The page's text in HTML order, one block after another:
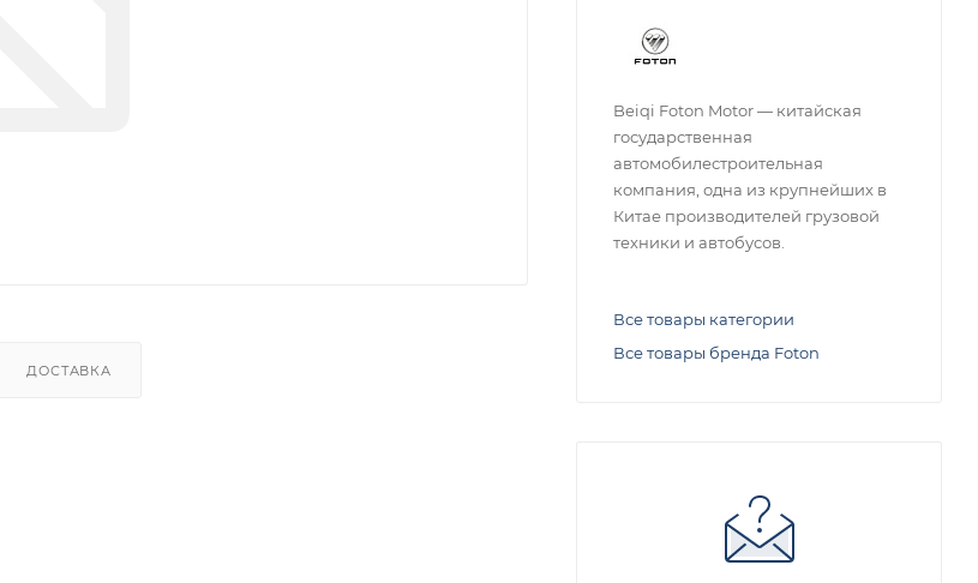
ДОСТАВКА
Beiqi Foton Motor — китайская
государственная
автомобилестроительная
компания, одна из крупнейших в
Китае производителей грузовой
техники и автобусов.
Все товары категории
Все товары бренда Foton